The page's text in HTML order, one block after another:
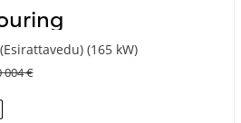
(165 kW)
004 €